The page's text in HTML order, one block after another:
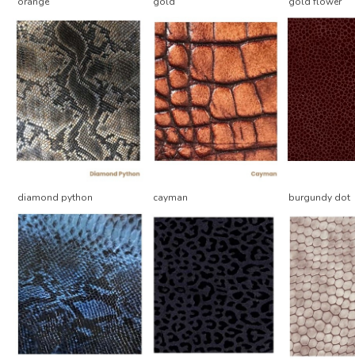
diamond python cayman burgundy dot